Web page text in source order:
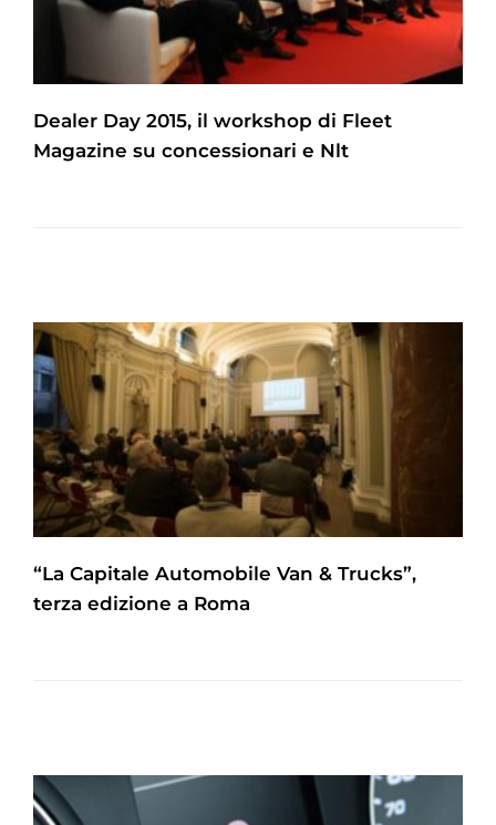
Dealer Day 2015, il workshop di Fleet
Magazine su concessionari e Nlt
“La Capitale Automobile Van & Trucks”,
terza edizione a Roma